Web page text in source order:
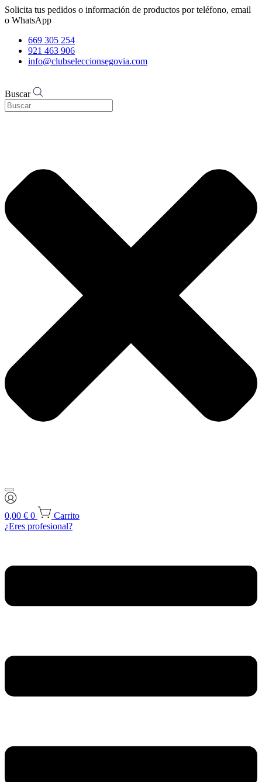
Solicita tus pedidos o información de productos por teléfono, email
o WhatsApp
669 305 254
921 463 906
info@clubseleccionsegovia.com
Buscar
0,00 € 0
Carrito
¿Eres profesional?